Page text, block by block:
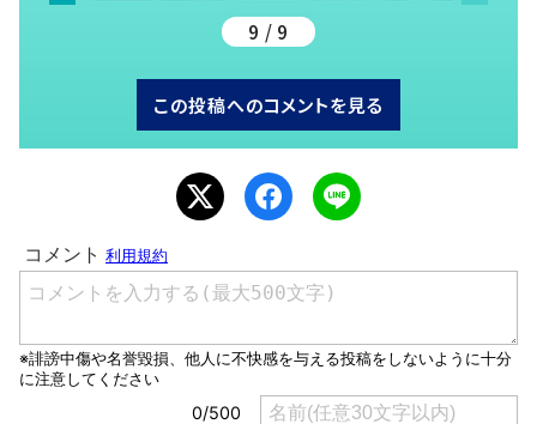
9 / 9
この投稿へのコメントを見る